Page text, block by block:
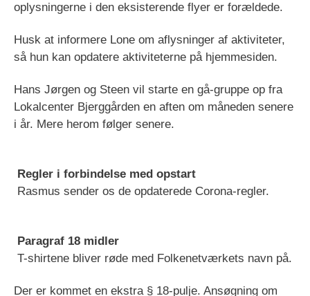
oplysningerne i den eksisterende flyer er forældede.
Husk at informere Lone om aflysninger af aktiviteter,
så hun kan opdatere aktiviteterne på hjemmesiden.
Hans Jørgen og Steen vil starte en gå-gruppe op fra
Lokalcenter Bjerggården en aften om måneden senere
i år. Mere herom følger senere.
Regler i forbindelse med opstart
Rasmus sender os de opdaterede Corona-regler.
Paragraf 18 midler
T-shirtene bliver røde med Folkenetværkets navn på.
Der er kommet en ekstra § 18-pulje. Ansøgning om